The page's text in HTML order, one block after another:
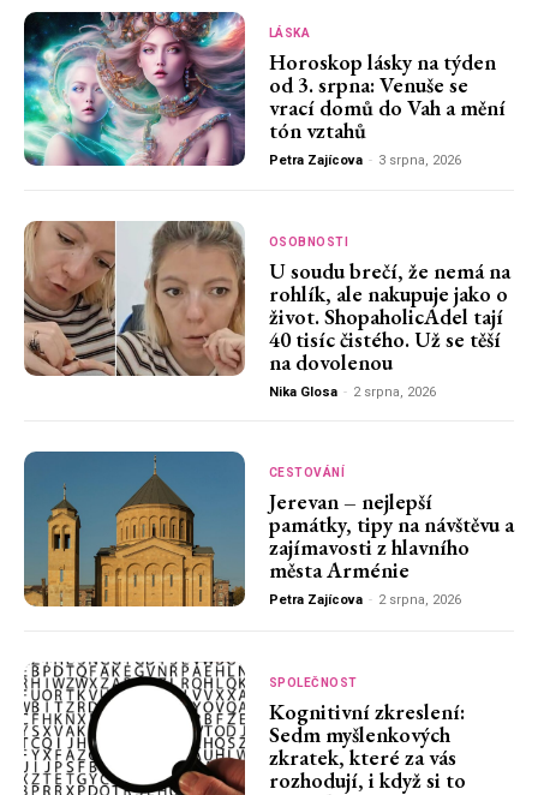
LÁSKA
Horoskop lásky na týden
od 3. srpna: Venuše se
vrací domů do Vah a mění
tón vztahů
Petra Zajícova - 3 srpna, 2026
OSOBNOSTI
U soudu brečí, že nemá na
rohlík, ale nakupuje jako o
život. ShopaholicAdel tají
40 tisíc čistého. Už se těší
na dovolenou
Nika Glosa - 2 srpna, 2026
CESTOVÁNÍ
Jerevan – nejlepší
památky, tipy na návštěvu a
zajímavosti z hlavního
města Arménie
Petra Zajícova - 2 srpna, 2026
SPOLEČNOST
Kognitivní zkreslení:
Sedm myšlenkových
zkratek, které za vás
rozhodují, i když si to